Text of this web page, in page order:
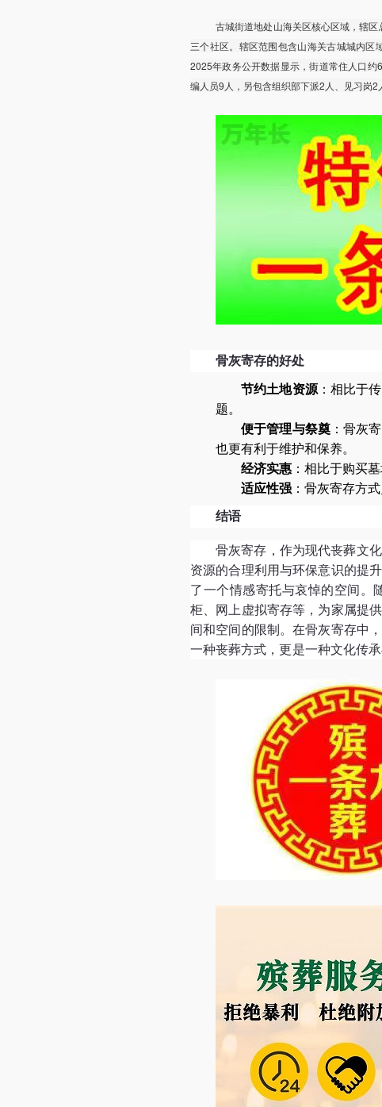
古城街道地处山海关区核心区域，辖
三个社区。辖区范围包含山海关古城城内
2025年政务公开数据显示，街道常住人口
编人员9人，另包含组织部下派2人、见习岗2
骨灰寄存的好处
节约土地资源：相比于
题。
便于管理与祭奠 ：骨灰
也更有利于维护和保养。
经济实惠 ：相比于购买
适应性强 ：骨灰寄存方
结语
骨灰寄存，作为现代丧葬文
资源的合理利用与环保意识的提
了一个情感寄托与哀悼的空间。
柜、网上虚拟寄存等，为家属提
间和空间的限制。在骨灰寄存中
一种丧葬方式，更是一种文化传承